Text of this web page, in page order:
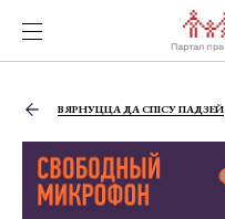
ВЯРНУЦЦА ДА СПІСУ ПАДЗЕЙ